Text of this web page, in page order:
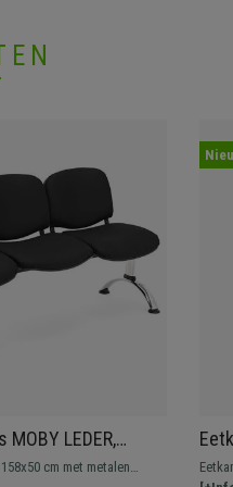
LEDER,
Dikke Vulling,
cm met metalen